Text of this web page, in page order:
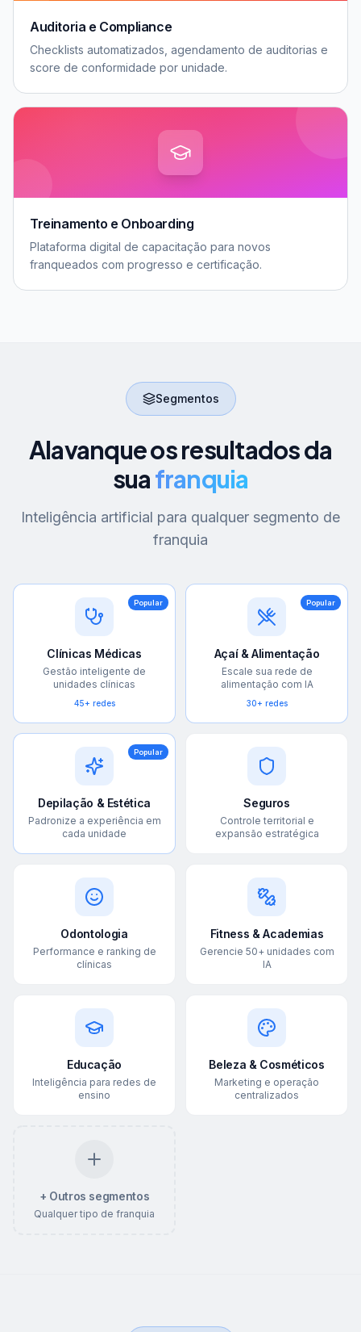
Auditoria e Compliance
Checklists automatizados, agendamento de auditorias e
score de conformidade por unidade.
Treinamento e Onboarding
Plataforma digital de capacitação para novos
franqueados com progresso e certificação.
Segmentos
Alavanque os resultados da
suafranquia
Inteligência artificial para qualquer segmento de
franquia
Popular
Clínicas Médicas
Gestão inteligente de
unidades clínicas
45+ redes
Popular
Açaí & Alimentação
Escale sua rede de
alimentação com IA
30+ redes
Popular
Depilação & Estética
Padronize a experiência em
cada unidade
Seguros
Controle territorial e
expansão estratégica
Odontologia
Performance e ranking de
clínicas
Fitness & Academias
Gerencie 50+ unidades com
IA
Educação
Inteligência para redes de
ensino
Beleza & Cosméticos
Marketing e operação
centralizados
+ Outros segmentos
Qualquer tipo de franquia